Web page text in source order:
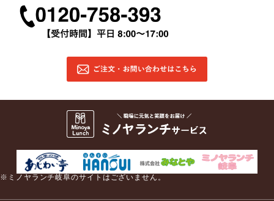
※ミノヤランチ岐阜のサイトはございません。